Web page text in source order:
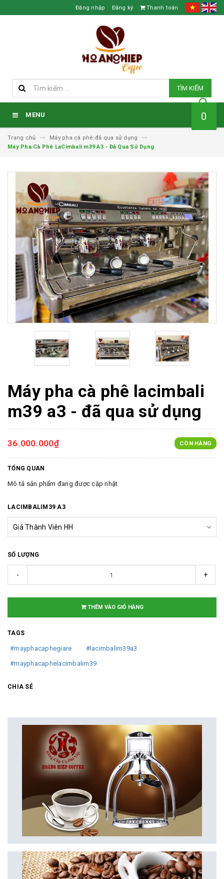
Đăng nhập Đăng ký Thanh toán
TÌM KIẾM
MENU 0
Trang chủ
Máy pha cà phê đã qua sử dụng
Máy Pha Cà Phê LaCimbali m39 A3 - Đã Qua Sử Dụng
Máy pha cà phê lacimbali
m39 a3 - đã qua sử dụng
36.000.000₫ CÒN HÀNG
TỔNG QUAN
Mô tả sản phẩm đang được cập nhật
LACIMBALIM39 A3
SỐ LƯỢNG
- +
THÊM VÀO GIỎ HÀNG
TAGS
#mayphacaphegiare
#lacimbalim39a3
#mayphacaphelacimbalim39
CHIA SẺ